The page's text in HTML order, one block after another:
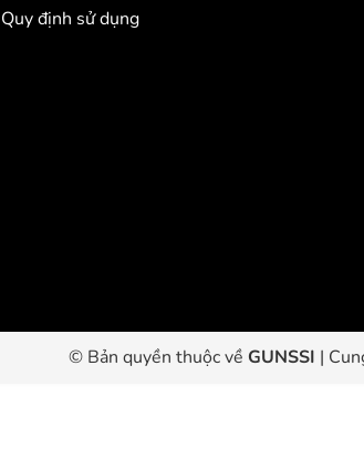
Quy định sử dụng
© Bản quyền thuộc về GUNSSI |